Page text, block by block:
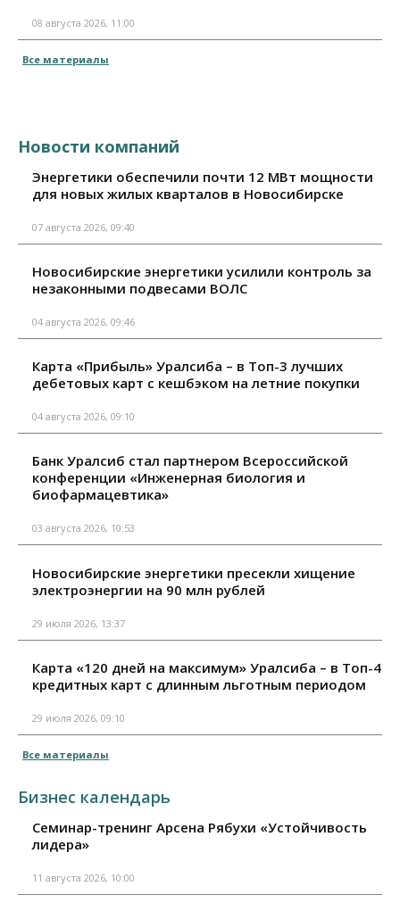
08 августа 2026, 11:00
Все материалы
Новости компаний
Энергетики обеспечили почти 12 МВт мощности
для новых жилых кварталов в Новосибирске
07 августа 2026, 09:40
Новосибирские энергетики усилили контроль за
незаконными подвесами ВОЛС
04 августа 2026, 09:46
Карта «Прибыль» Уралсиба – в Топ-3 лучших
дебетовых карт с кешбэком на летние покупки
04 августа 2026, 09:10
Банк Уралсиб стал партнером Всероссийской
конференции «Инженерная биология и
биофармацевтика»
03 августа 2026, 10:53
Новосибирские энергетики пресекли хищение
электроэнергии на 90 млн рублей
29 июля 2026, 13:37
Карта «120 дней на максимум» Уралсиба – в Топ-4
кредитных карт с длинным льготным периодом
29 июля 2026, 09:10
Все материалы
Бизнес календарь
Семинар-тренинг Арсена Рябухи «Устойчивость
лидера»
11 августа 2026, 10:00